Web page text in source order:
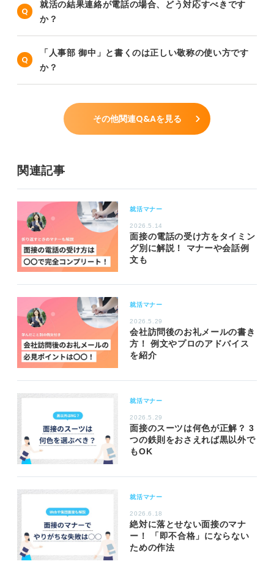
就活の結果連絡が電話の場合、どう対応すべきです
か？
「人事部 御中」と書くのは正しい敬称の使い方です
か？
その他関連Q&Aを見る
関連記事
就活マナー
2026.5.14
面接の電話の受け方をタイミン
グ別に解説！ マナーや会話例
文も
就活マナー
2026.5.29
会社訪問後のお礼メールの書き
方！ 例文やプロのアドバイス
を紹介
就活マナー
2026.5.29
面接のスーツは何色が正解？ 3
つの鉄則をおさえれば黒以外で
もOK
就活マナー
2026.6.18
絶対に落とせない面接のマナ
ー！ 「即不合格」にならない
ための作法